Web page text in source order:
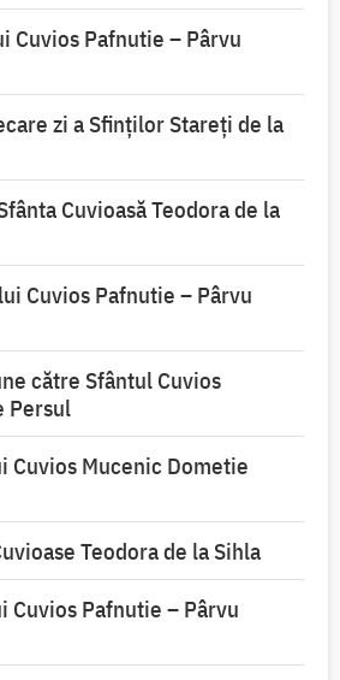
Cuvios Pafnutie – Pârvu
zi a Sfinților Stareți de la
Cuvioasă Teodora de la
Cuvios Pafnutie – Pârvu
către Sfântul Cuvios
Persul
Cuvios Mucenic Dometie
Teodora de la Sihla
Cuvios Pafnutie – Pârvu